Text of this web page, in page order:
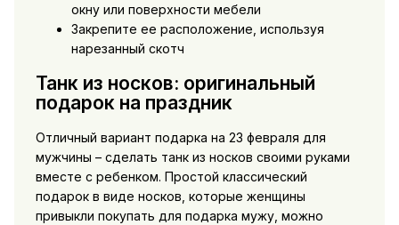
окну или поверхности мебели
Закрепите ее расположение, используя
нарезанный скотч
Танк из носков: оригинальный
подарок на праздник
Отличный вариант подарка на 23 февраля для
мужчины – сделать танк из носков своими руками
вместе с ребенком. Простой классический
подарок в виде носков, которые женщины
привыкли покупать для подарка мужу, можно